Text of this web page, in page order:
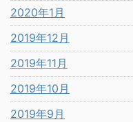
2020年1月
2019年12月
2019年11月
2019年10月
2019年9月